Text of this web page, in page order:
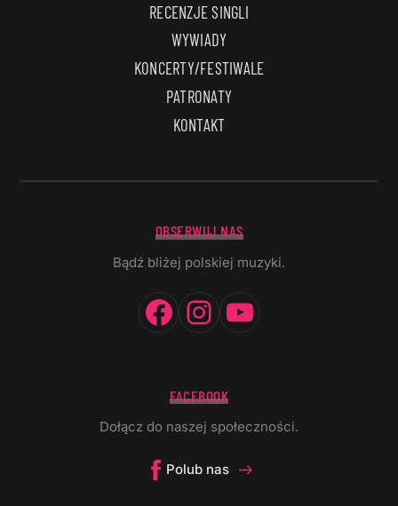
RECENZJE SINGLI
WYWIADY
KONCERTY/FESTIWALE
PATRONATY
KONTAKT
OBSERWUJ NAS
Bądź bliżej polskiej muzyki.
Facebook
Instagram
FACEBOOK
Dołącz do naszej społeczności.
Polub nas